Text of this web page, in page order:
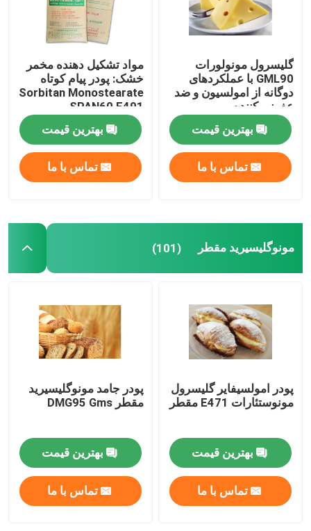
گلیسرول مونولورات
GML90 با عملکردهای
دوگانه از امولسیون و ضد
عفونی کننده
بهترین قیمت
تماس با ما
مواد تشکیل دهنده مخمر
خشک: پودر پیام کوتاه
Sorbitan Monostearate
SPAN60 E491
بهترین قیمت
تماس با ما
مونوگلیسیرید مقطر (101)
پودر امولسیفایر گلیسرول
مونوستئارات E471 مقطر
بهترین قیمت
تماس با ما
پودر جامد مونوگلیسیرید
مقطر DMG95 Gms
بهترین قیمت
تماس با ما